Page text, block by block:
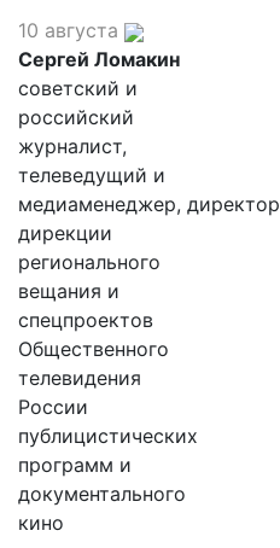
10 августа
Сергей Ломакин
советский и
российский
журналист,
телеведущий и
медиаменеджер, директор
дирекции
регионального
вещания и
спецпроектов
Общественного
телевидения
России
публицистических
программ и
документального
кино